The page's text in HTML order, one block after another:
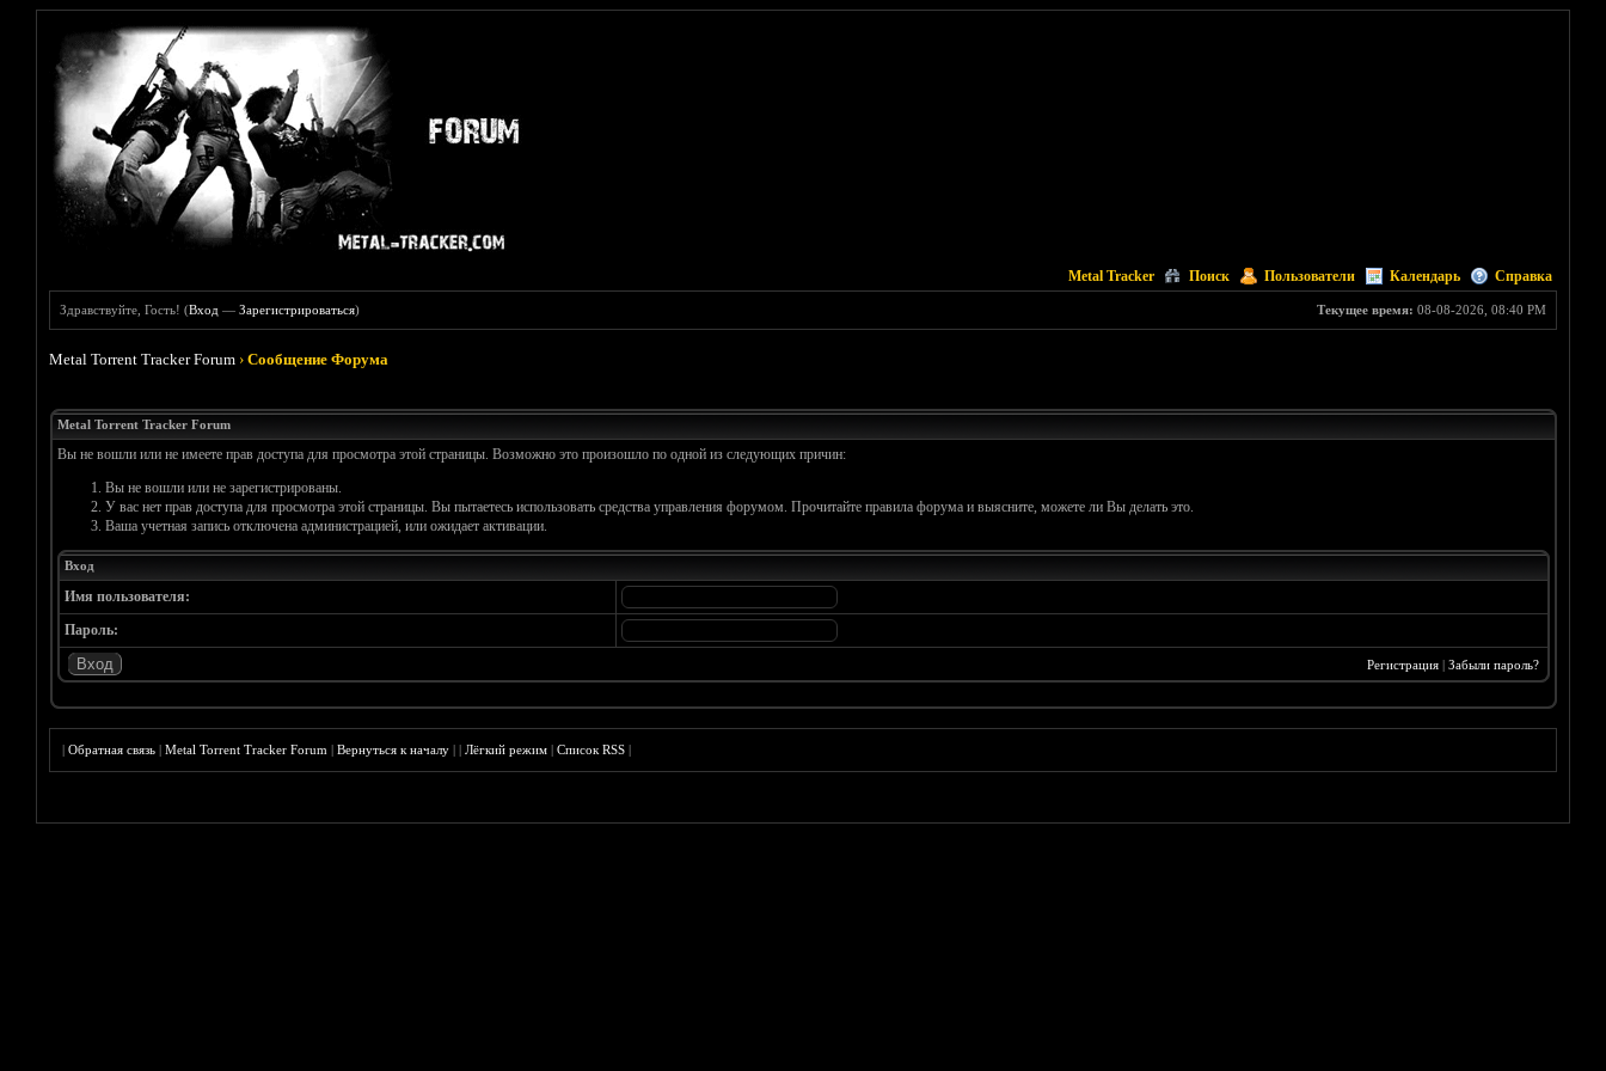
Metal Tracker Поиск Пользователи Календарь Справка
Текущее время: 08-08-2026, 08:40 PM
Здравствуйте, Гость! (Вход —Зарегистрироваться)
Metal Torrent Tracker Forum ›Сообщение Форума
Metal Torrent Tracker Forum
Вы не вошли или не имеете прав доступа для просмотра этой страницы. Возможно это произошло по одной из следующих причин:
Вы не вошли или не зарегистрированы.
У вас нет прав доступа для просмотра этой страницы. Вы пытаетесь использовать средства управления форумом. Прочитайте правила форума и выясните, можете ли Вы делать это.
Ваша учетная запись отключена администрацией, или ожидает активации.
Вход
Имя пользователя:
Пароль:
Регистрация| Забыли пароль?
|Обратная связь |Metal Torrent Tracker Forum |Вернуться к началу ||Лёгкий режим |Список RSS |